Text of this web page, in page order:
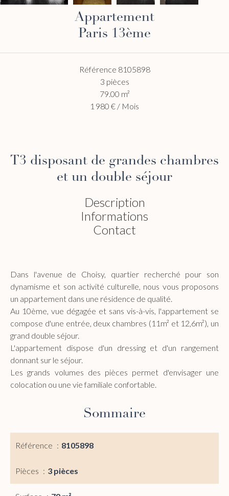
Appartement
Paris 13ème
Référence 8105898
3 pièces
79.00 m²
1 980 € / Mois
T3 disposant de grandes chambres
et un double séjour
Description
Informations
Contact
Dans l'avenue de Choisy, quartier recherché pour son
dynamisme et son activité culturelle, nous vous proposons
un appartement dans une résidence de qualité.
Au 10ème, vue dégagée et sans vis-à-vis, l'appartement se
compose d'une entrée, deux chambres (11m² et 12,6m²), un
grand double séjour.
L'appartement dispose d'un dressing et d'un rangement
donnant sur le séjour.
Les grands volumes des pièces permet d'envisager une
colocation ou une vie familiale confortable.
Sommaire
Référence 8105898
Pièces 3 pièces